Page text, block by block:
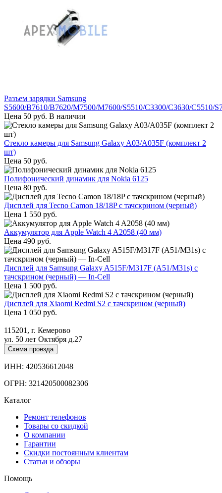
Разъем зарядки Samsung
S5600/B7610/B7620/M7500/M7600/S5510/C3300/C3630/C5510/
Цена 50 руб. В наличии
Стекло камеры для Samsung Galaxy A03/A035F (комплект 2
шт)
Цена 50 руб.
Полифонический динамик для Nokia 6125
Цена 80 руб.
Дисплей для Tecno Camon 18/18P с тачскрином (черный)
Цена 1 550 руб.
Аккумулятор для Apple Watch 4 A2058 (40 мм)
Цена 490 руб.
Дисплей для Samsung Galaxy A515F/M317F (A51/M31s) с
тачскрином (черный) — In-Cell
Цена 1 500 руб.
Дисплей для Xiaomi Redmi S2 с тачскрином (черный)
Цена 1 050 руб.
115201, г. Кемерово
ул. 50 лет Октября д.27
Схема проезда
ИНН: 420536612048
ОГРН: 321420500082306
Каталог
Ремонт телефонов
Товары со скидкой
О компании
Гарантии
Скидки постоянным клиентам
Статьи и обзоры
Помощь